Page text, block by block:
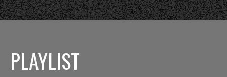
PLAYLIST